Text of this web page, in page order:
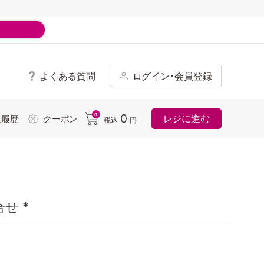
よくある質問 ログイン･会員登録
歴 クーポン 0
税込 0 円 レジに進む
せ *